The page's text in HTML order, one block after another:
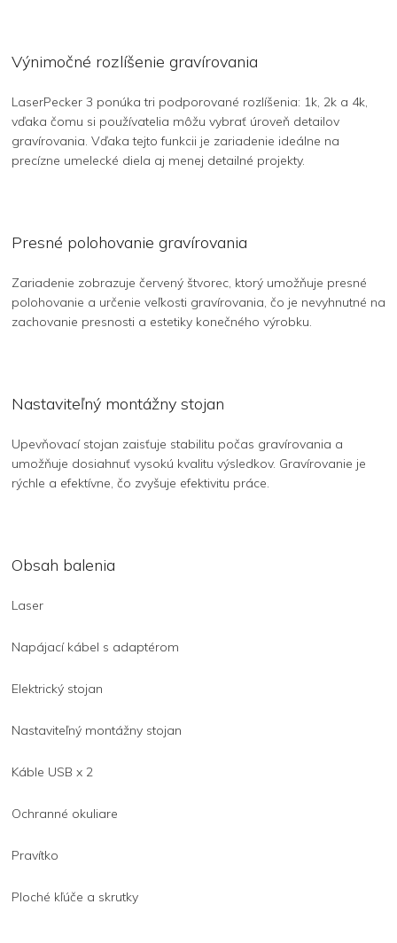
Výnimočné rozlíšenie gravírovania
LaserPecker 3 ponúka tri podporované rozlíšenia: 1k, 2k a 4k,
vďaka čomu si používatelia môžu vybrať úroveň detailov
gravírovania. Vďaka tejto funkcii je zariadenie ideálne na
precízne umelecké diela aj menej detailné projekty.
Presné polohovanie gravírovania
Zariadenie zobrazuje červený štvorec, ktorý umožňuje presné
polohovanie a určenie veľkosti gravírovania, čo je nevyhnutné na
zachovanie presnosti a estetiky konečného výrobku.
Nastaviteľný montážny stojan
Upevňovací stojan zaisťuje stabilitu počas gravírovania a
umožňuje dosiahnuť vysokú kvalitu výsledkov. Gravírovanie je
rýchle a efektívne, čo zvyšuje efektivitu práce.
Obsah balenia
Laser
Napájací kábel s adaptérom
Elektrický stojan
Nastaviteľný montážny stojan
Káble USB x 2
Ochranné okuliare
Pravítko
Ploché kľúče a skrutky